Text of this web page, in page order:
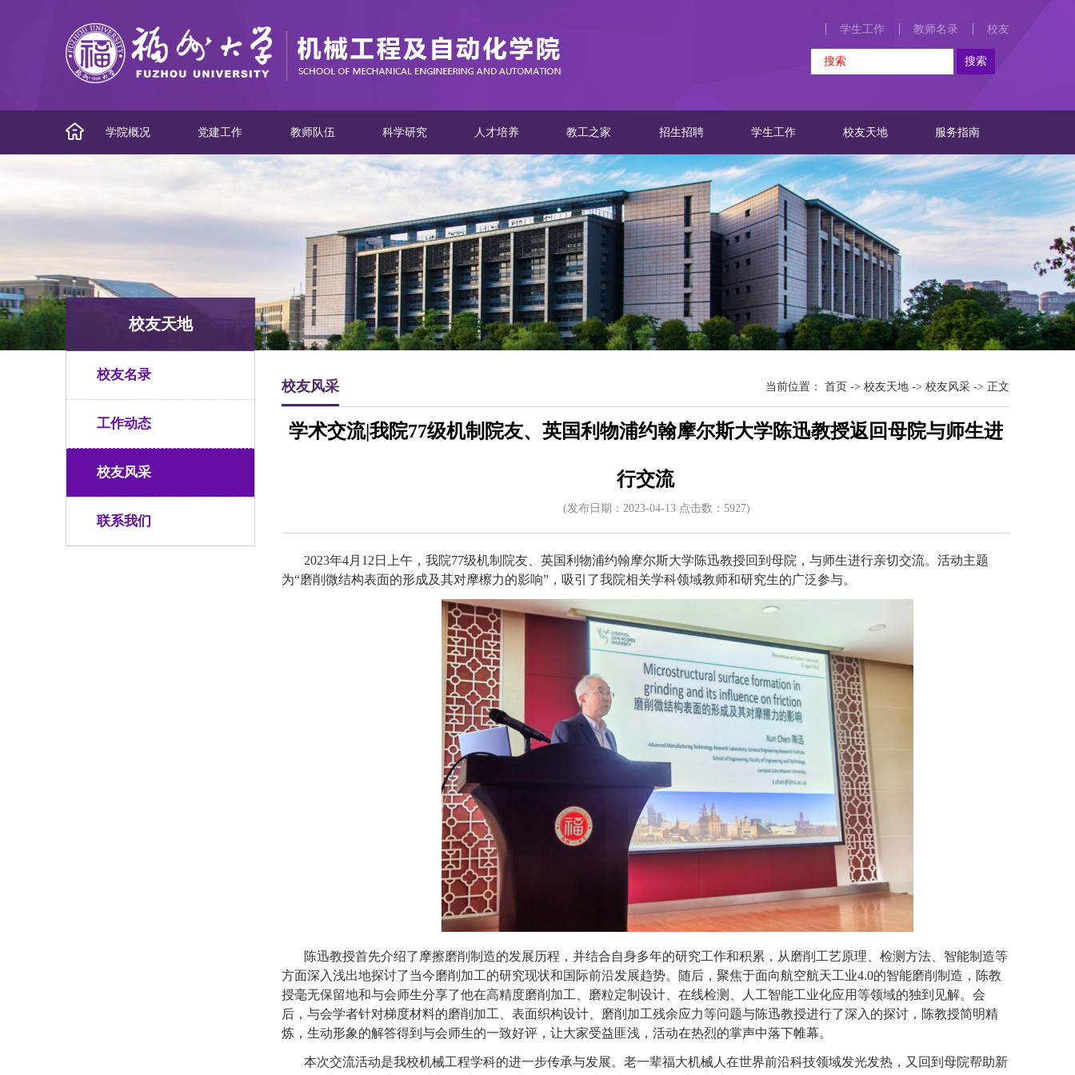
学生工作 教师名录 校友
学院概况 党建工作 教师队伍 科学研究 人才培养 教工之家 招生招聘 学生工作 校友天地 服务指南
校友天地
校友名录
工作动态
校友风采
联系我们
校友风采 当前位置： 首页 -> 校友天地 -> 校友风采 -> 正文
学术交流|我院77级机制院友、英国利物浦约翰摩尔斯大学陈迅教授返回母院与师生进
行交流
(发布日期：2023-04-13 点击数： 5927)
2023年4月 12 日上午，我院77级机制院友、英国利物浦约翰摩尔斯大学陈迅教授回到母院，与师生进行亲切交流。活动主题
为“磨削微结构表面的形成及其对摩檫力的影响” ，吸引了我院相关学科领域教师和研究生的广泛参与。
陈迅教授首先介绍了摩擦磨削制造的发展历程，并结合自身多年的研究工作和积累， 从磨削工艺原理、检测方法、智能制造等
方面深入浅出地探讨了当今磨削加工的研究现状和国际前沿发展趋势。随后 ，聚焦于面向航空航天工业4.0的智能磨削制造，陈教
授毫无保留地和与会师生分享了他在高精度磨削加工、磨粒定制设计、在线检测、人工智能工业化应用等领域的独到见解。会
后，与会学者针对梯度材料的磨削加工、表面织构设计、磨削加工残余应力等问题与陈迅教授进行了深入的探讨，陈教授简明精
炼，生动形象的解答得到与会师生的一致好评， 让大家受益匪浅， 活动在热烈的掌声中落下帷幕。
本次交流活动是我校机械工程学科的进一步传承与发展。老一辈福大机械人在世界前沿科技领域发光发热，又回到母院帮助新